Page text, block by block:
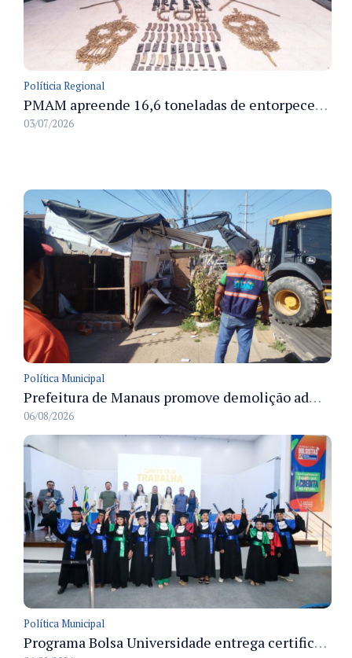
Políticia Regional
PMAM apreende 16,6 toneladas de entorpecentes e registra aumento nas prisões em flagrante e nas capturas de foragidos no primeiro semestre de 2026
03/07/2026
Política Municipal
Prefeitura de Manaus promove demolição administrativa de cinco estruturas que ocupavam calçada pública
06/08/2026
Política Municipal
Programa Bolsa Universidade entrega certificados a formandos em Manaus na sede do Executivo municipal